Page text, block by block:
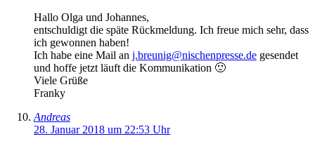
Hallo Olga und Johannes,
entschuldigt die späte Rückmeldung. Ich freue mich sehr, dass
ich gewonnen haben!
Ich habe eine Mail an j.breunig@nischenpresse.de gesendet
und hoffe jetzt läuft die Kommunikation 🙂
Viele Grüße
Franky
Andreas
28. Januar 2018 um 22:53 Uhr